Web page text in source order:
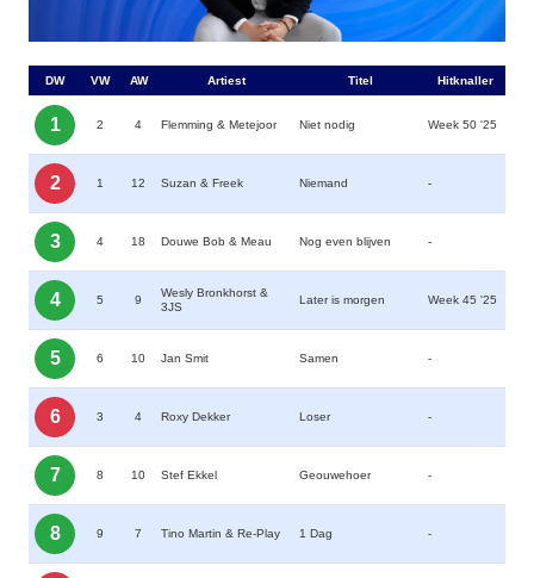
DW VW AW Artiest Titel Hitknaller
1 2 4 Flemming & Metejoor Niet nodig Week 50 '25
2 1 12 Suzan & Freek Niemand -
3 4 18 Douwe Bob & Meau Nog even blijven -
4 5 9
Wesly Bronkhorst &
3JS
Later is morgen Week 45 '25
5 6 10 Jan Smit Samen -
6 3 4 Roxy Dekker Loser -
7 8 10 Stef Ekkel Geouwehoer -
8 9 7 Tino Martin & Re-Play 1 Dag -